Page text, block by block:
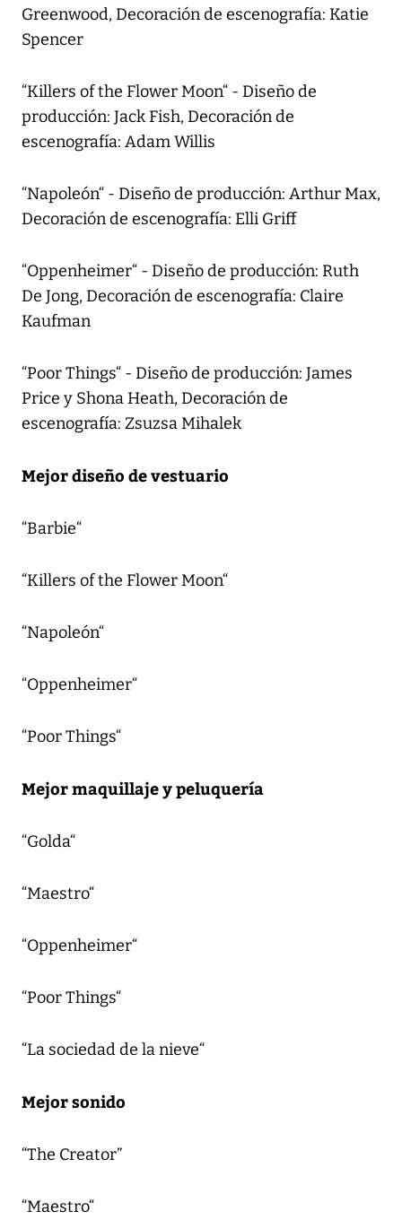
Greenwood, Decoración de escenografía: Katie
Spencer
“Killers of the Flower Moon“ - Diseño de
producción: Jack Fish, Decoración de
escenografía: Adam Willis
“Napoleón“ - Diseño de producción: Arthur Max,
Decoración de escenografía: Elli Griff
“Oppenheimer“ - Diseño de producción: Ruth
De Jong, Decoración de escenografía: Claire
Kaufman
“Poor Things“ - Diseño de producción: James
Price y Shona Heath, Decoración de
escenografía: Zsuzsa Mihalek
Mejor diseño de vestuario
“Barbie“
“Killers of the Flower Moon“
“Napoleón“
“Oppenheimer“
“Poor Things“
Mejor maquillaje y peluquería
“Golda“
“Maestro“
“Oppenheimer“
“Poor Things“
“La sociedad de la nieve“
Mejor sonido
“The Creator”
“Maestro“